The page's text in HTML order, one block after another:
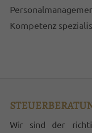
Kompetenz
Wir sind der